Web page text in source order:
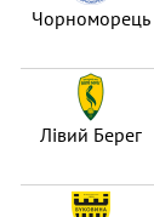
Чорноморець
Лівий Берег